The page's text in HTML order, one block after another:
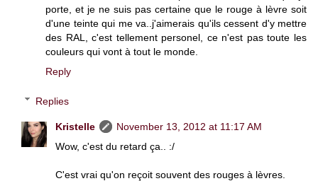
porte, et je ne suis pas certaine que le rouge à lèvre soit
d'une teinte qui me va..j'aimerais qu'ils cessent d'y mettre
des RAL, c'est tellement personel, ce n'est pas toute les
couleurs qui vont à tout le monde.
Reply
Replies
Kristelle
November 13, 2012 at 11:17 AM
Wow, c'est du retard ça.. :/
C'est vrai qu'on reçoit souvent des rouges à lèvres.